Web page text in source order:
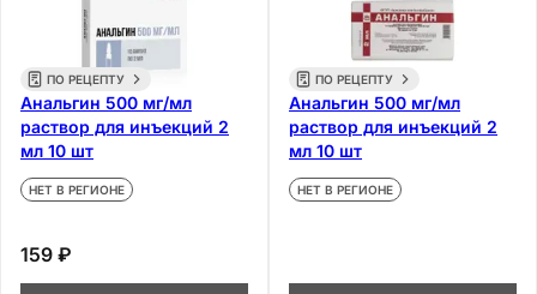
ПО РЕЦЕПТУ
Анальгин 500 мг/мл
раствор для инъекций 2
мл 10 шт
НЕТ В РЕГИОНЕ
159 ₽
ПО РЕЦЕПТУ
Анальгин 500 мг/мл
раствор для инъекций 2
мл 10 шт
НЕТ В РЕГИОНЕ